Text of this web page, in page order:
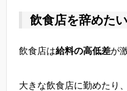
飲食店を辞めた
飲食店は給料の高低差が
大きな飲食店に勤めたり